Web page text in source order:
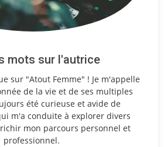
mots sur l'autrice
sur "Atout Femme" ! Je m'appelle
de la vie et de ses multiples
été curieuse et avide de
m'a conduite à explorer divers
mon parcours personnel et
professionnel.